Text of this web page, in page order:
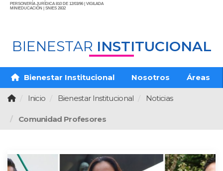
PERSONERÍA JURÍDICA 810 DE 12/03/96 | VIGILADA
MINIEDUCACIÓN | SNIES 2832
BIENESTAR INSTITUCIONAL
Bienestar Institucional Nosotros Áreas
Inicio Bienestar Institucional Noticias
Comunidad Profesores